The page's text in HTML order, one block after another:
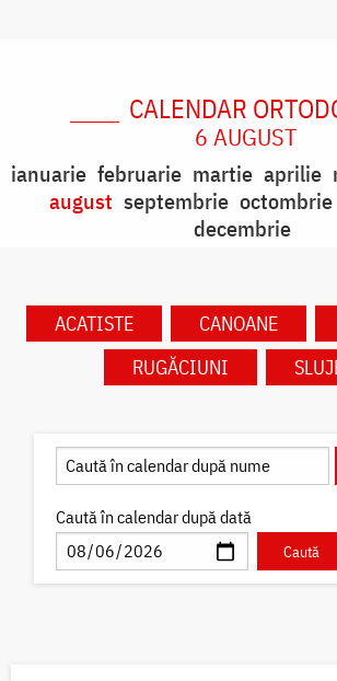
CALENDAR
6 AUGUST
ianuarie februarie martie aprilie
august septembrie octombrie
decembrie
ACATISTE CANOANE
RUGĂCIUNI
Caută în calendar după dată